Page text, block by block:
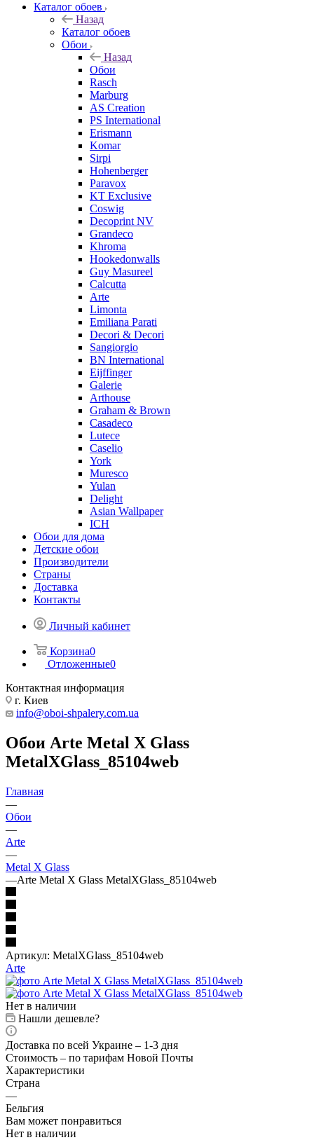
Каталог обоев
Назад
Каталог обоев
Обои
Назад
Обои
Rasch
Marburg
AS Creation
PS International
Erismann
Komar
Sirpi
Hohenberger
Paravox
KT Exclusive
Coswig
Decoprint NV
Grandeco
Khroma
Hookedonwalls
Guy Masureel
Calcutta
Arte
Limonta
Emiliana Parati
Decori & Decori
Sangiorgio
BN International
Eijffinger
Galerie
Arthouse
Graham & Brown
Casadeco
Lutece
Caselio
York
Muresco
Yulan
Delight
Asian Wallpaper
ICH
Обои для дома
Детские обои
Производители
Страны
Доставка
Контакты
Личный кабинет
Корзина0
Отложенные0
Контактная информация
г. Киев
info@oboi-shpalery.com.ua
Обои Arte Metal X Glass
MetalXGlass_85104web
Главная
—
Обои
—
Arte
—
Metal X Glass
—Arte Metal X Glass MetalXGlass_85104web
Артикул: MetalXGlass_85104web
Arte
Нет в наличии
Нашли дешевле?
Доставка по всей Украине – 1-3 дня
Стоимость – по тарифам Новой Почты
Характеристики
Страна
—
Бельгия
Вам может понравиться
Нет в наличии